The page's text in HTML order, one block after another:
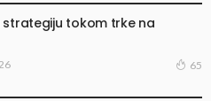
tokom trke na
65